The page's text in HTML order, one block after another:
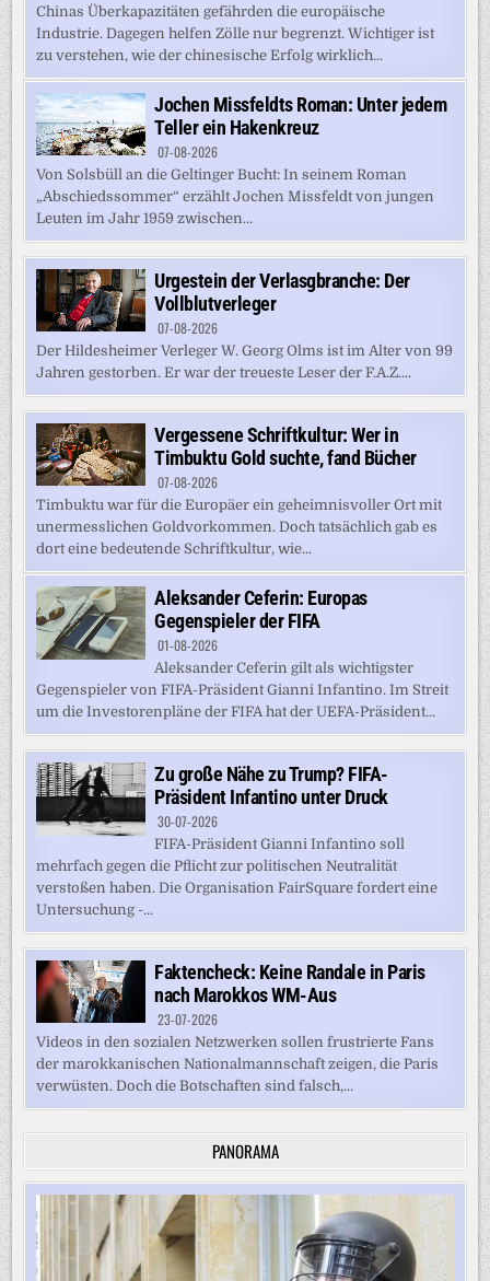
Chinas Überkapazitäten gefährden die europäische
Industrie. Dagegen helfen Zölle nur begrenzt. Wichtiger ist
zu verstehen, wie der chinesische Erfolg wirklich...
Jochen Missfeldts Roman: Unter jedem
Teller ein Hakenkreuz
07-08-2026
Von Solsbüll an die Geltinger Bucht: In seinem Roman
„Abschiedssommer“ erzählt Jochen Missfeldt von jungen
Leuten im Jahr 1959 zwischen...
Urgestein der Verlasgbranche: Der
Vollblutverleger
07-08-2026
Der Hildesheimer Verleger W. Georg Olms ist im Alter von 99
Jahren gestorben. Er war der treueste Leser der F.A.Z....
Vergessene Schriftkultur: Wer in
Timbuktu Gold suchte, fand Bücher
07-08-2026
Timbuktu war für die Europäer ein geheimnisvoller Ort mit
unermesslichen Goldvorkommen. Doch tatsächlich gab es
dort eine bedeutende Schriftkultur, wie...
Aleksander Ceferin: Europas
Gegenspieler der FIFA
01-08-2026
Aleksander Ceferin gilt als wichtigster
Gegenspieler von FIFA-Präsident Gianni Infantino. Im Streit
um die Investorenpläne der FIFA hat der UEFA-Präsident...
Zu große Nähe zu Trump? FIFA-
Präsident Infantino unter Druck
30-07-2026
FIFA-Präsident Gianni Infantino soll
mehrfach gegen die Pflicht zur politischen Neutralität
verstoßen haben. Die Organisation FairSquare fordert eine
Untersuchung -...
Faktencheck: Keine Randale in Paris
nach Marokkos WM-Aus
23-07-2026
Videos in den sozialen Netzwerken sollen frustrierte Fans
der marokkanischen Nationalmannschaft zeigen, die Paris
verwüsten. Doch die Botschaften sind falsch,...
PANORAMA